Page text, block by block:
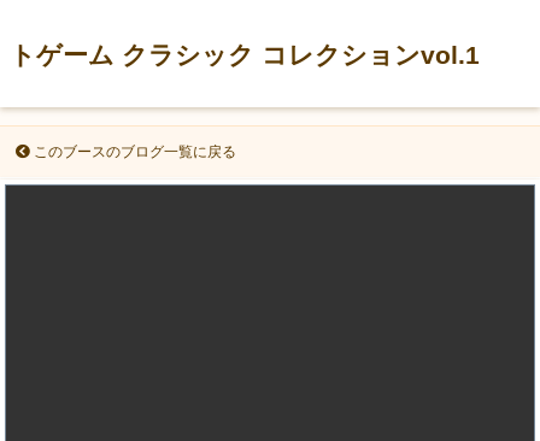
トゲーム クラシック コレクションvol.1
このブースのブログ一覧に戻る